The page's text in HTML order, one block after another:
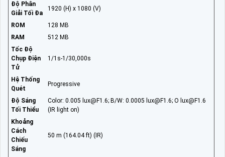
Độ Phân
Giải Tối Đa
1920 (H) x 1080 (V)
ROM
128 MB
RAM
512 MB
Tốc Độ
Chụp Điện
Tử
1/1s-1/30,000s
Hệ Thống
Quét
Progressive
Độ Sáng
Tối Thiểu
Color: 0.005 lux@F1.6; B/W: 0.0005 lux@F1.6; O lux@F1.6
(IR light on)
Khoảng
Cách
Chiếu
Sáng
50 m (164.04 ft) (IR)